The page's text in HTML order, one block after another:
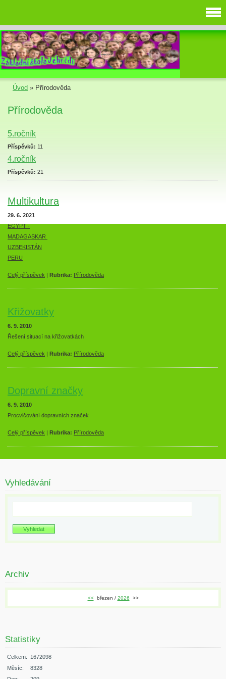
Úvod » Přírodověda
Přírodověda
5.ročník
Příspěvků: 11
4.ročník
Příspěvků: 21
Multikultura
29. 6. 2021
EGYPT -
MADAGASKAR
UZBEKISTÁN
PERU
Celý příspěvek | Rubrika: Přírodověda
Křižovatky
6. 9. 2010
Řešení situací na křižovatkách
Celý příspěvek | Rubrika: Přírodověda
Dopravní značky
6. 9. 2010
Procvičování dopravních značek
Celý příspěvek | Rubrika: Přírodověda
Vyhledávání
Archiv
<< březen / 2026 >>
Statistiky
Celkem:
1672098
Měsíc:
8328